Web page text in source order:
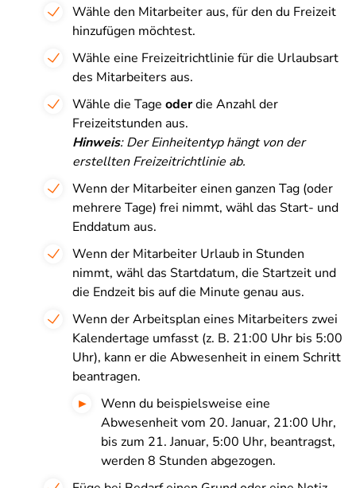
Wähle den Mitarbeiter aus, für den du Freizeit
hinzufügen möchtest.
Wähle eine Freizeitrichtlinie für die Urlaubsart
des Mitarbeiters aus.
Wähle die Tage oderdie Anzahl der
Freizeitstunden aus.
Hinweis: Der Einheitentyp hängt von der
erstellten Freizeitrichtlinie ab.
Wenn der Mitarbeiter einen ganzen Tag (oder
mehrere Tage) frei nimmt, wähl das Start- und
Enddatum aus.
Wenn der Mitarbeiter Urlaub in Stunden
nimmt, wähl das Startdatum, die Startzeit und
die Endzeit bis auf die Minute genau aus.
Wenn der Arbeitsplan eines Mitarbeiters zwei
Kalendertage umfasst (z. B. 21:00 Uhr bis 5:00
Uhr), kann er die Abwesenheit in einem Schritt
beantragen.
Wenn du beispielsweise eine
Abwesenheit vom 20. Januar, 21:00 Uhr,
bis zum 21. Januar, 5:00 Uhr, beantragst,
werden 8 Stunden abgezogen.